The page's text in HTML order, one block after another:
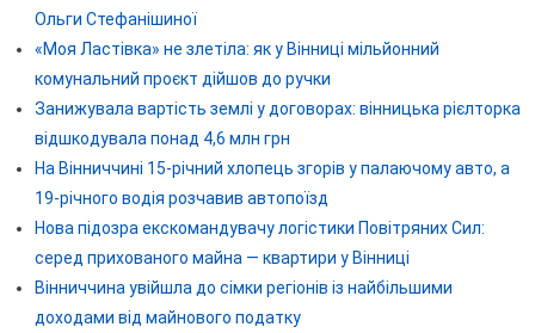
Ольги Стефанішиної
«Моя Ластівка» не злетіла: як у Вінниці мільйонний
комунальний проєкт дійшов до ручки
Занижувала вартість землі у договорах: вінницька рієлторка
відшкодувала понад 4,6 млн грн
На Вінниччині 15-річний хлопець згорів у палаючому авто, а
19-річного водія розчавив автопоїзд
Нова підозра екскомандувачу логістики Повітряних Сил:
серед прихованого майна — квартири у Вінниці
Вінниччина увійшла до сімки регіонів із найбільшими
доходами від майнового податку